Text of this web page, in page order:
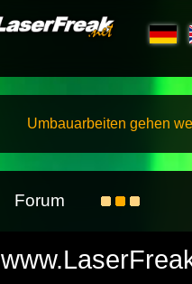
Umbauarbeiten gehen
Forum